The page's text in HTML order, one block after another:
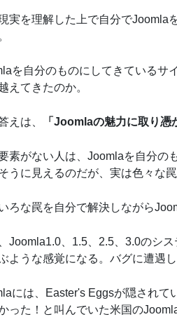
実を理解した上で自分でJoomla
を自分のものにしてきているサ
えてきたのか。
えは、 「Joomlaの魅力に取り憑
素がない人は、Joomlaを自分の
うに見えるのだが、実は色々な
ろな罠を自分で解決しながら
Joomla1.0、1.5、2.5、3.0のシ
ような感覚になる。バグに遭遇
には、Easter's Eggsが隠されて
った！と叫んでいた米国の